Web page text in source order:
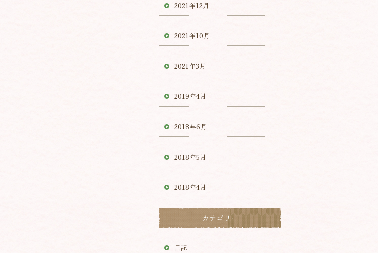
2021年12月
2021年10月
2021年3月
2019年4月
2018年6月
2018年5月
2018年4月
カテゴリー
日記